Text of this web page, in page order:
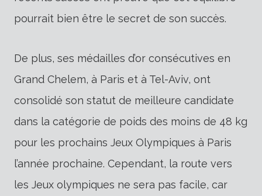
pourrait bien être le secret de son succès.
De plus, ses médailles d’or consécutives en
Grand Chelem, à Paris et à Tel-Aviv, ont
consolidé son statut de meilleure candidate
dans la catégorie de poids des moins de 48 kg
pour les prochains Jeux Olympiques à Paris
l’année prochaine. Cependant, la route vers
les Jeux olympiques ne sera pas facile, car